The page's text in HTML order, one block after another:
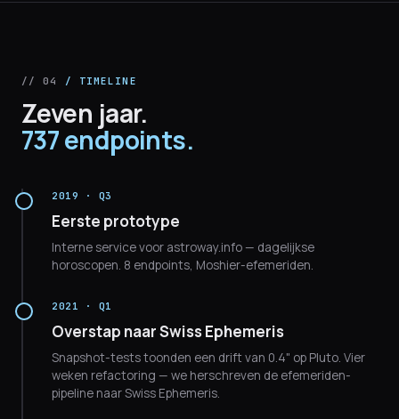
// 04 / TIMELINE
Zeven jaar.
737 endpoints.
2019 · Q3
Eerste prototype
Interne service voor astroway.info — dagelijkse
horoscopen. 8 endpoints, Moshier-efemeriden.
2021 · Q1
Overstap naar Swiss Ephemeris
Snapshot-tests toonden een drift van 0.4" op Pluto. Vier
weken refactoring — we herschreven de efemeriden-
pipeline naar Swiss Ephemeris.